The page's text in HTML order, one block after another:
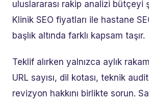
uluslararası rakip analizi bütçeyi
Klinik SEO fiyatları ile hastane
başlık altında farklı kapsam taşır.
Teklif alırken yalnızca aylık
URL sayısı, dil kotası, teknik
revizyon hakkını birlikte sorun.